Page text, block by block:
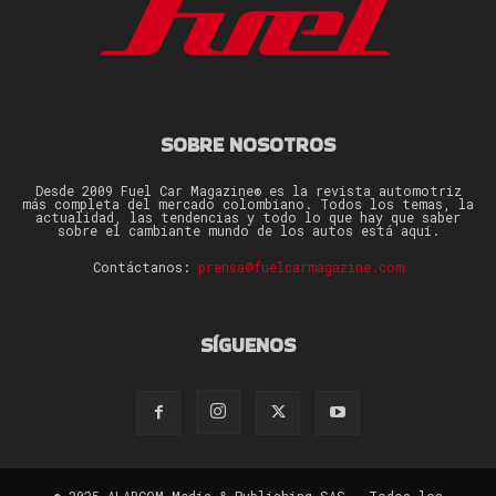
SOBRE NOSOTROS
Desde 2009 Fuel Car Magazine® es la revista automotriz
más completa del mercado colombiano. Todos los temas, la
actualidad, las tendencias y todo lo que hay que saber
sobre el cambiante mundo de los autos está aquí.
Contáctanos: prensa@fuelcarmagazine.com
SÍGUENOS